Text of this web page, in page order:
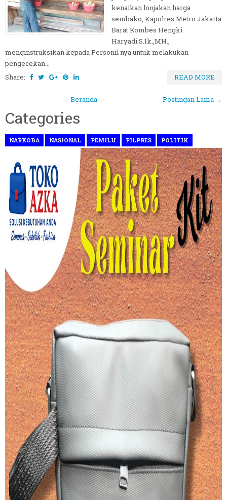
kenaikan lonjakan harga
sembako, Kapolres Metro Jakarta
Barat Kombes Hengki
Haryadi.S.Ik.,MH.,
menginstruksikan kepada Personil nya untuk melakukan
pengecekan...
Share:
READ MORE
Postingan Lama →
Beranda
Categories
NARKOBA NASIONAL PEMILU PILPRES POLITIK